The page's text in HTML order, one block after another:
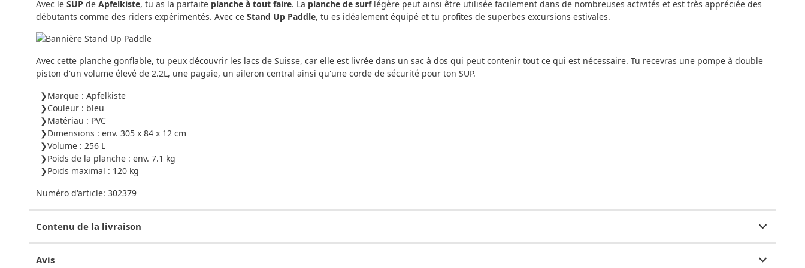
Avec le SUP de Apfelkiste, tu as la parfaite planche à tout faire. La planche de surflégère peut ainsi être utilisée facilement dans de nombreuses activités et est très appréciée des
débutants comme des riders expérimentés. Avec ce Stand Up Paddle, tu es idéalement équipé et tu profites de superbes excursions estivales.
Avec cette planche gonflable, tu peux découvrir les lacs de Suisse, car elle est livrée dans un sac à dos qui peut contenir tout ce qui est nécessaire. Tu recevras une pompe à double
piston d'un volume élevé de 2.2L, une pagaie, un aileron central ainsi qu'une corde de sécurité pour ton SUP.
Marque : Apfelkiste
Couleur : bleu
Matériau : PVC
Dimensions : env. 305 x 84 x 12 cm
Volume : 256 L
Poids de la planche : env. 7.1 kg
Poids maximal : 120 kg
Numéro d'article: 302379
Contenu de la livraison
Avis